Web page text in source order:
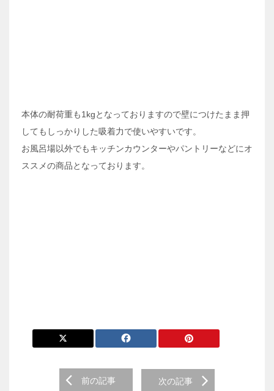
本体の耐荷重も1kgとなっておりますので壁につけたまま押
してもしっかりした吸着力で使いやすいです。
お風呂場以外でもキッチンカウンターやパントリーなどにオ
ススメの商品となっております。
前の記事 次の記事